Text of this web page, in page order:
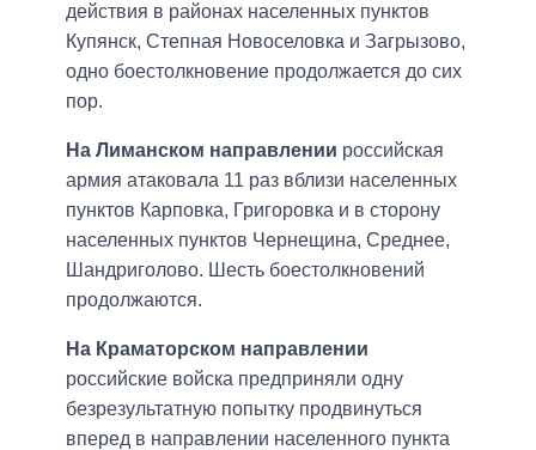
действия в районах населенных пунктов
Купянск, Степная Новоселовка и Загрызово,
одно боестолкновение продолжается до сих
пор.
На Лиманском направлении российская
армия атаковала 11 раз вблизи населенных
пунктов Карповка, Григоровка и в сторону
населенных пунктов Чернещина, Среднее,
Шандриголово. Шесть боестолкновений
продолжаются.
На Краматорском направлении
российские войска предприняли одну
безрезультатную попытку продвинуться
вперед в направлении населенного пункта